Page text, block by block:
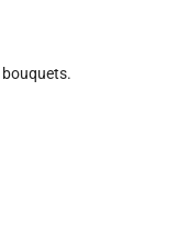
bouquets.